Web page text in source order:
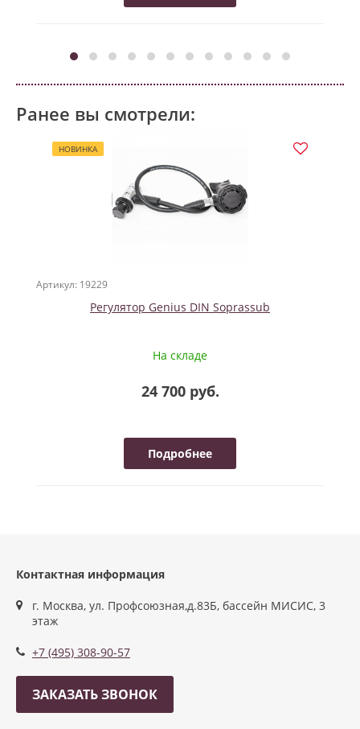
Ранее вы смотрели:
НОВИНКА
Артикул: 19229
Регулятор Genius DIN Soprassub
На складе
24 700 руб.
Подробнее
Контактная информация
г. Москва, ул. Профсоюзная,д.83Б, бассейн МИСИС, 3
этаж
+7 (495) 308-90-57
ЗАКАЗАТЬ ЗВОНОК